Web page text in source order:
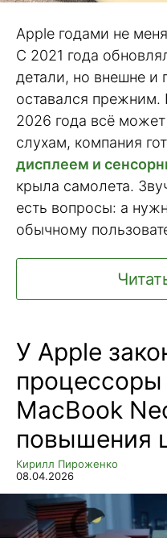
Apple годами не
С 2021 года
детали, но внешне и
оставался прежним.
2026 года всё
слухам, компания
дисплеем и
крыла самолета.
есть вопросы: а
обычному
У Apple
процессоры
MacBook
повышения
Кирилл Пироженко
08.04.2026